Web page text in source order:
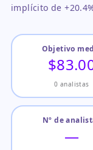
implícito de
Objetivo
0 analistas
Nº de
—